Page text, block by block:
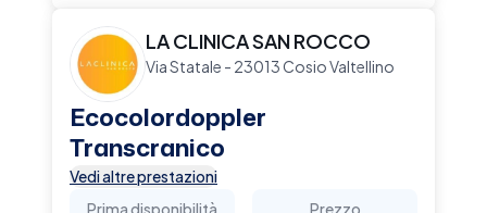
LA CLINICA SAN ROCCO
Via Statale - 23013 Cosio Valtellino
Ecocolordoppler
Transcranico
Vedi altre prestazioni
Prima disponibilità
Prezzo